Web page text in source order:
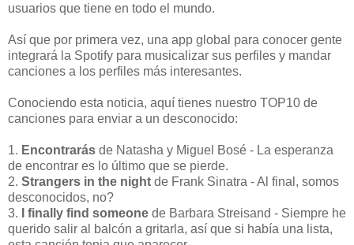
usuarios que tiene en todo el mundo.
Así que por primera vez, una app global para conocer gente
integrará la Spotify para musicalizar sus perfiles y mandar
canciones a los perfiles más interesantes.
Conociendo esta noticia, aquí tienes nuestro TOP10 de
canciones para enviar a un desconocido:
1. Encontrarás de Natasha y Miguel Bosé - La esperanza
de encontrar es lo último que se pierde.
2. Strangers in the night de Frank Sinatra - Al final, somos
desconocidos, no?
3.
I finally find someone de Barbara Streisand - Siempre he
querido salir al balcón a gritarla, así que si había una lista,